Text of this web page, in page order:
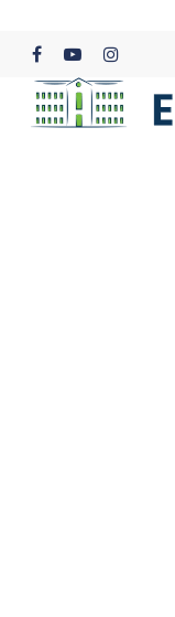
content
facebookyoutubeinstagram